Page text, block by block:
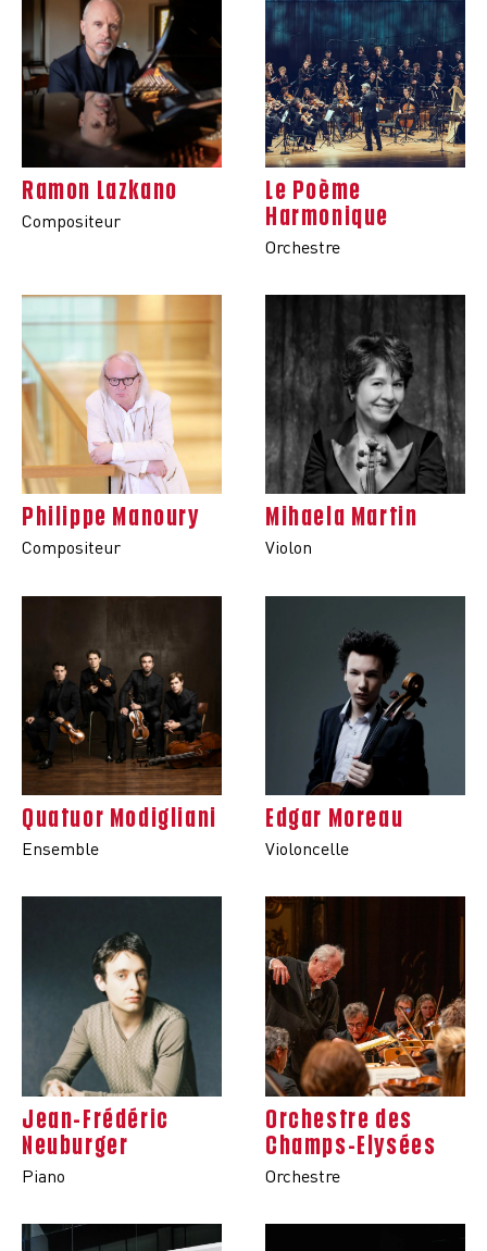
Ramon Lazkano
Compositeur
Le Poème
Harmonique
Orchestre
Philippe Manoury
Compositeur
Mihaela Martin
Violon
Quatuor Modigliani
Ensemble
Edgar Moreau
Violoncelle
Jean-Frédéric
Neuburger
Piano
Orchestre des
Champs-Elysées
Orchestre